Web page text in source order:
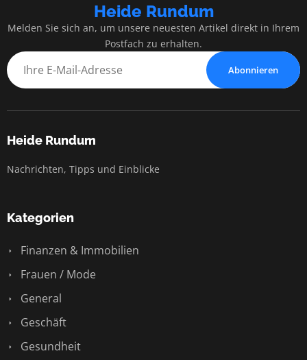
Heide Rundum
Melden Sie sich an, um unsere neuesten Artikel direkt in Ihrem
Postfach zu erhalten.
Abonnieren
Heide Rundum
Nachrichten, Tipps und Einblicke
Kategorien
Finanzen & Immobilien
Frauen / Mode
General
Geschäft
Gesundheit